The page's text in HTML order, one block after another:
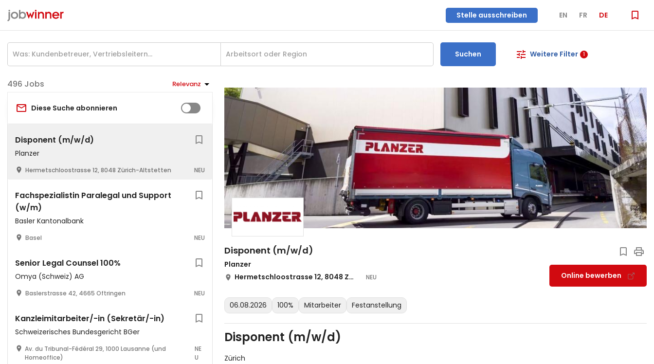
Stelle ausschreiben EN FR DE
Suchen Weitere Filter 1
Jobs Relevanz
Diese Suche abonnieren
Disponent (m/w/d)
Planzer
Hermetschloostrasse 12, 8048 Zürich-Altstetten NEU
Fachspezialistin Paralegal und Support
(w/m)
Basler Kantonalbank
Basel NEU
Senior Legal Counsel 100%
Omya (Schweiz) AG
Baslerstrasse 42, 4665 Oftringen NEU
Kanzleimitarbeiter/-in (Sekretär/-in)
Schweizerisches Bundesgericht BGer
Av. du Tribunal-Fédéral 29, 1000 Lausanne (und
Homeoffice)
NE
U
Disponent (m/w/d)
Planzer
Hermetschloostrasse 12, 8048 Zürich-Altstetten
NEU Online bewerben
06.08.2026 100% Mitarbeiter Festanstellung
Disponent (m/w/d)
Zürich